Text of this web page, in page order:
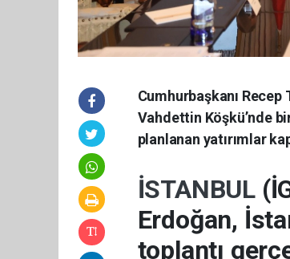
Cumhurbaşkanı
Vahdettin Köşkü’nde
planlanan yatırımlar
İSTANBUL
Erdoğan,
toplantı